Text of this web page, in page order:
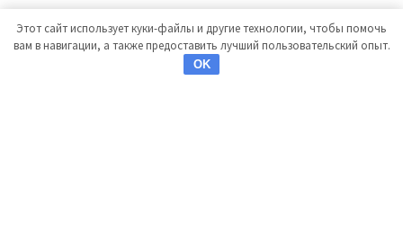
Этот сайт использует куки-файлы и другие технологии, чтобы помочь
вам в навигации, а также предоставить лучший пользовательский опыт.
OK